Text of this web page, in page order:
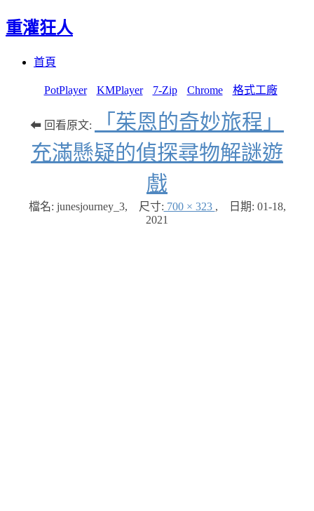
重灌狂人
首頁
PotPlayer KMPlayer 7-Zip Chrome 格式工廠
⬅ 回看原文:
「茱恩的奇妙旅程」
充滿懸疑的偵探尋物解謎遊
戲
檔名: junesjourney_3, 尺寸: 700 × 323 , 日期: 01-18,
2021